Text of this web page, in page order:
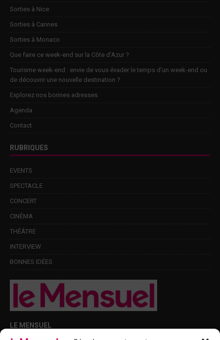
Sorties à Nice
Sorties à Cannes
Sorties à Monaco
Que faire ce week-end sur la Côte d’Azur ?
Tourisme week-end : envie de vous évader le temps d’un week-end ou
de découvrir une nouvelle destination ?
Explorez nos bonnes adresses
Agenda
Contact
RUBRIQUES
EVENTS
SPECTACLE
CONCERT
CINÉMA
THÉÂTRE
INTERVIEW
BONNES IDÉES
LE MENSUEL